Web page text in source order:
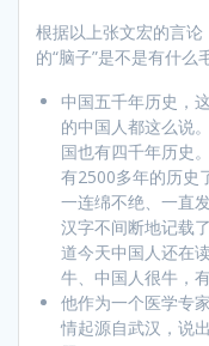
根据以上张文宏的言论
的“脑子”是不是有什么
中国五千年历史，
的中国人都这么说
国也有四千年历史
有2500多年的历史
一连绵不绝、一直
汉字不间断地记载
道今天中国人还在
牛、中国人很牛，
他作为一个医学专
情起源自武汉，说